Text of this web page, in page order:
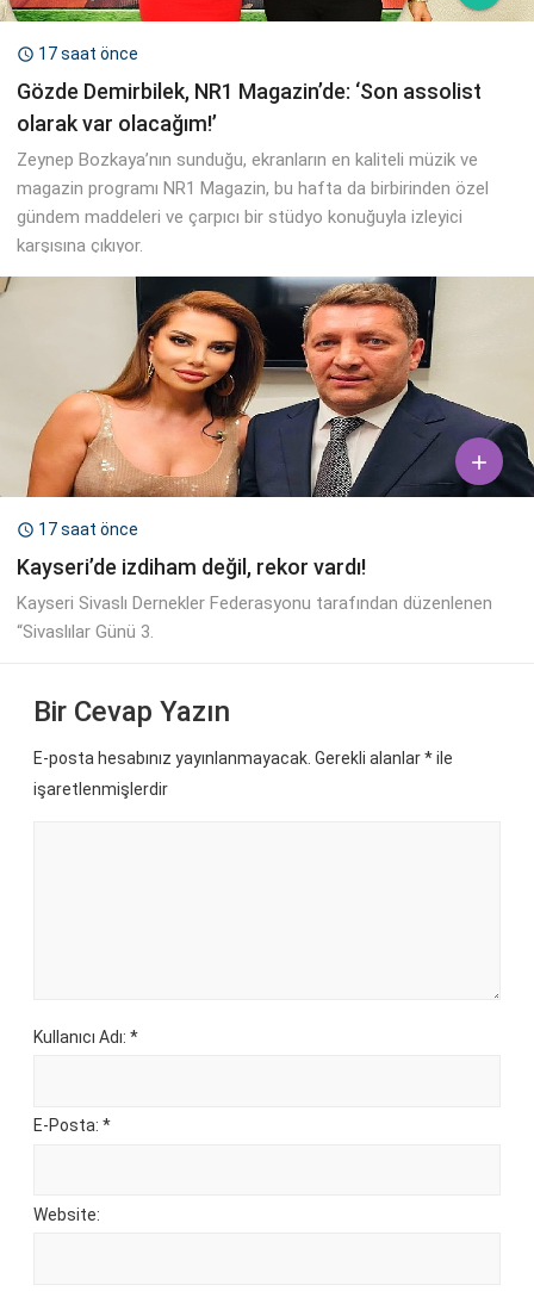
 17 saat önce
Gözde Demirbilek, NR1 Magazin’de: ‘Son assolist
olarak var olacağım!’
Zeynep Bozkaya’nın sunduğu, ekranların en kaliteli müzik ve
magazin programı NR1 Magazin, bu hafta da birbirinden özel
gündem maddeleri ve çarpıcı bir stüdyo konuğuyla izleyici
karşısına çıkıyor.

 17 saat önce
Kayseri’de izdiham değil, rekor vardı!
Kayseri Sivaslı Dernekler Federasyonu tarafından düzenlenen
“Sivaslılar Günü 3.
Bir Cevap Yazın
E-posta hesabınız yayınlanmayacak. Gerekli alanlar*ile
işaretlenmişlerdir
Kullanıcı Adı: *
E-Posta: *
Website: